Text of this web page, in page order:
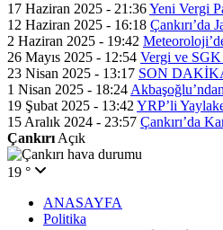
17 Haziran 2025 - 21:36Yeni Vergi
12 Haziran 2025 - 16:18 Çankırı’da
2 Haziran 2025 - 19:42
26 Mayıs 2025 - 12:54 Vergi ve SGK
23 Nisan 2025 - 13:17 SON
1 Nisan 2025 - 18:24
19 Şubat 2025 - 13:42 YRP’li
15 Aralık 2024 - 23:57 Çankırı’da
Çankırı Açık
19 °
ANASAYFA
Politika